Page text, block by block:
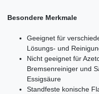
Besondere Merkmale
Geeignet für
Lösungs- und
Nicht geeignet für
Bremsenreiniger und
Essigsäure
Standfeste konische